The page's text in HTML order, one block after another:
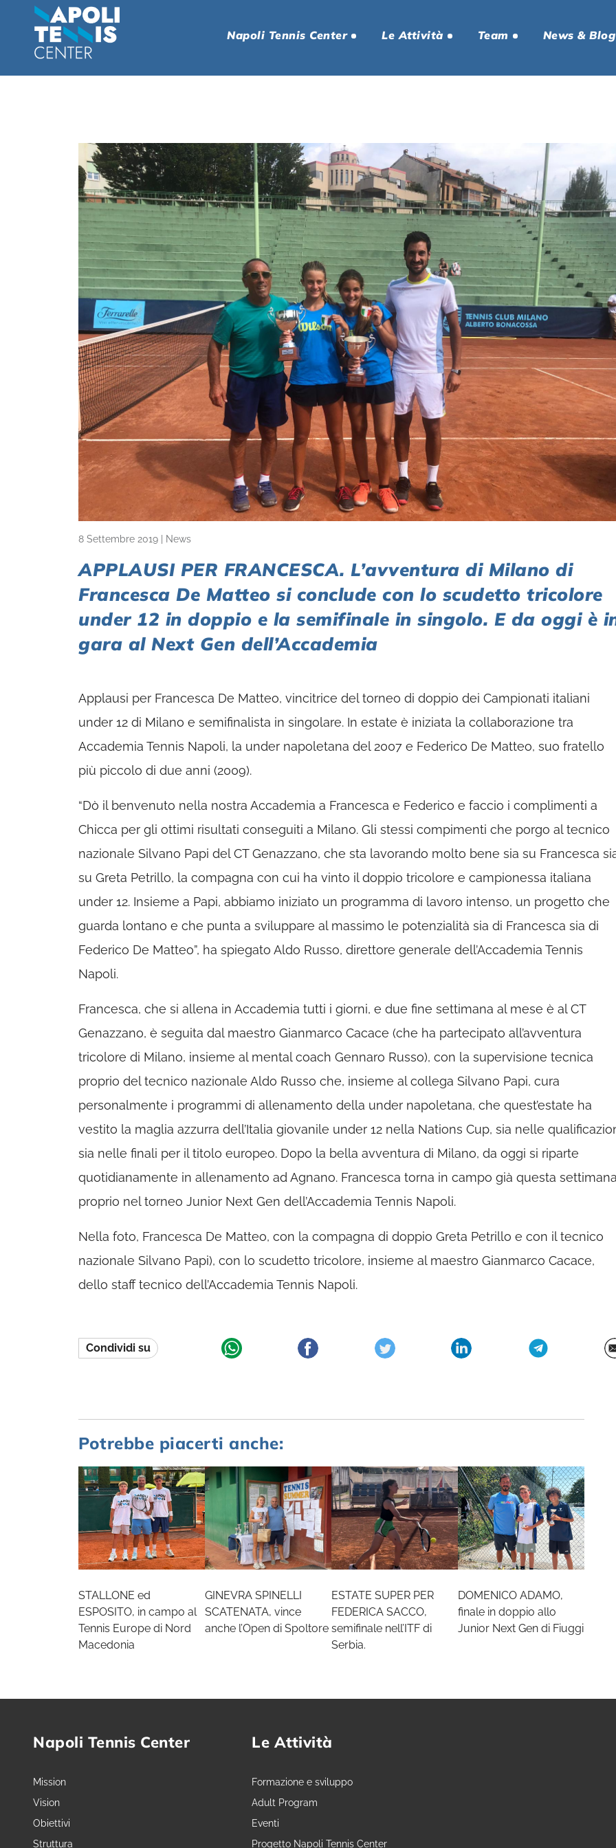
Napoli Tennis Center Le Attività Team News & Blog
8 Settembre 2019 News
APPLAUSI PER FRANCESCA. L’avventura di Milano di
Francesca De Matteo si conclude con lo scudetto tricolore
under 12 in doppio e la semifinale in singolo. E da oggi è
gara al Next Gen dell’Accademia
Applausi per Francesca De Matteo, vincitrice del torneo di doppio dei Campionati italiani
under 12 di Milano e semifinalista in singolare. In estate è iniziata la collaborazione tra
Accademia Tennis Napoli, la under napoletana del 2007 e Federico De Matteo, suo fratello
più piccolo di due anni (2009).
“Dò il benvenuto nella nostra Accademia a Francesca e Federico e faccio i complimenti a
Chicca per gli ottimi risultati conseguiti a Milano. Gli stessi compimenti che porgo al tecnico
nazionale Silvano Papi del CT Genazzano, che sta lavorando molto bene sia su Francesca
su Greta Petrillo, la compagna con cui ha vinto il doppio tricolore e campionessa italiana
under 12. Insieme a Papi, abbiamo iniziato un programma di lavoro intenso, un progetto che
guarda lontano e che punta a sviluppare al massimo le potenzialità sia di Francesca sia di
Federico De Matteo”, ha spiegato Aldo Russo, direttore generale dell’Accademia Tennis
Napoli.
Francesca, che si allena in Accademia tutti i giorni, e due fine settimana al mese è al CT
Genazzano, è seguita dal maestro Gianmarco Cacace (che ha partecipato all’avventura
tricolore di Milano, insieme al mental coach Gennaro Russo), con la supervisione tecnica
proprio del tecnico nazionale Aldo Russo che, insieme al collega Silvano Papi, cura
personalmente i programmi di allenamento della under napoletana, che quest’estate ha
vestito la maglia azzurra dell’Italia giovanile under 12 nella Nations Cup, sia nelle
sia nelle finali per il titolo europeo. Dopo la bella avventura di Milano, da oggi si riparte
quotidianamente in allenamento ad Agnano. Francesca torna in campo già questa
proprio nel torneo Junior Next Gen dell’Accademia Tennis Napoli.
Nella foto, Francesca De Matteo, con la compagna di doppio Greta Petrillo e con il tecnico
nazionale Silvano Papi), con lo scudetto tricolore, insieme al maestro Gianmarco Cacace,
dello staff tecnico dell’Accademia Tennis Napoli.
Condividi su
Potrebbe piacerti anche:
STALLONE ed
ESPOSITO, in campo al
Tennis Europe di Nord
Macedonia
GINEVRA SPINELLI
SCATENATA, vince
anche l’Open di Spoltore
ESTATE SUPER PER
FEDERICA SACCO,
semifinale nell’ITF di
Serbia.
DOMENICO ADAMO,
finale in doppio allo
Junior Next Gen di Fiuggi
Napoli Tennis Center
Mission
Vision
Obiettivi
Struttura
Le Attività
Formazione e sviluppo
Adult Program
Eventi
Progetto Napoli Tennis Center